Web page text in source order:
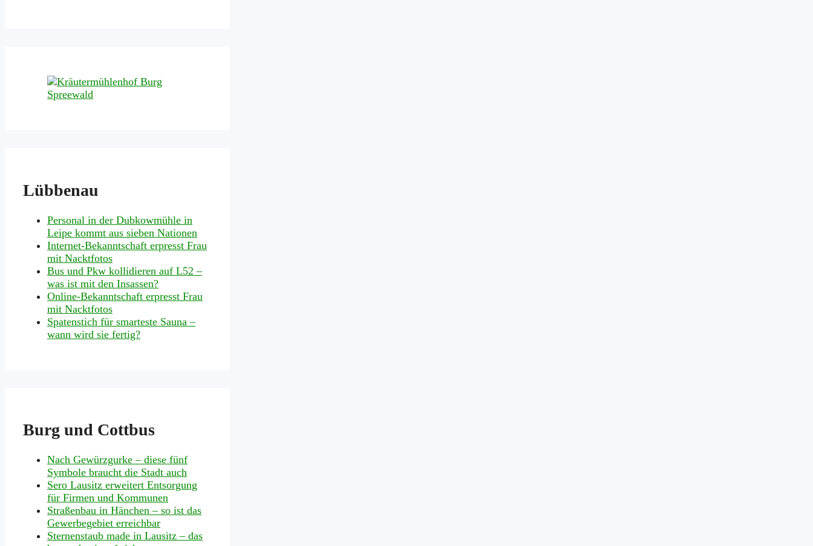
Lübbenau
Personal in der Dubkowmühle in
Leipe kommt aus sieben Nationen
Internet-Bekanntschaft erpresst Frau
mit Nacktfotos
Bus und Pkw kollidieren auf L52 –
was ist mit den Insassen?
Online-Bekanntschaft erpresst Frau
mit Nacktfotos
Spatenstich für smarteste Sauna –
wann wird sie fertig?
Burg und Cottbus
Nach Gewürzgurke – diese fünf
Symbole braucht die Stadt auch
Sero Lausitz erweitert Entsorgung
für Firmen und Kommunen
Straßenbau in Hänchen – so ist das
Gewerbegebiet erreichbar
Sternenstaub made in Lausitz – das